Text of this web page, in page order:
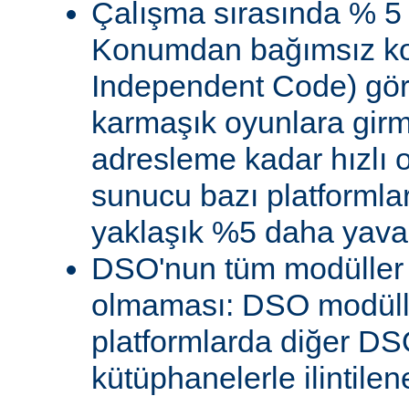
Çalışma sırasında %
Konumdan bağımsız
Independent Code)
karmaşık oyunlara
adresleme kadar hızlı
sunucu bazı
yaklaşık %5 daha
DSO'nun tüm
olmaması: DSO
platformlarda diğer
kütüphanelerle